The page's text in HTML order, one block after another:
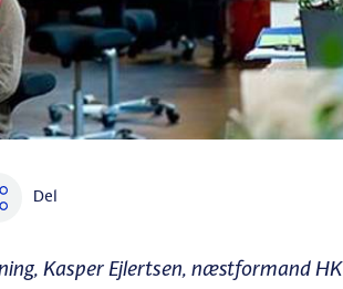
Del
Kasper Ejlertsen, næstformand HK